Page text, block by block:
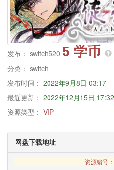
发布： switch520 5 学币
分类： switch
发布时间： 2022年9月8日 03:17
最近更新： 2022年12月15日 17:32
资源类型： VIP
网盘下载地址
资源编号：